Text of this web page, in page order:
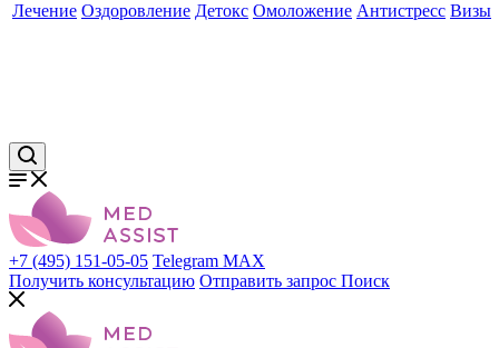
Лечение Оздоровление Детокс Омоложение Антистресс Визы
+7 (495) 151-05-05 Telegram MAX
Получить консультацию Отправить запрос Поиск